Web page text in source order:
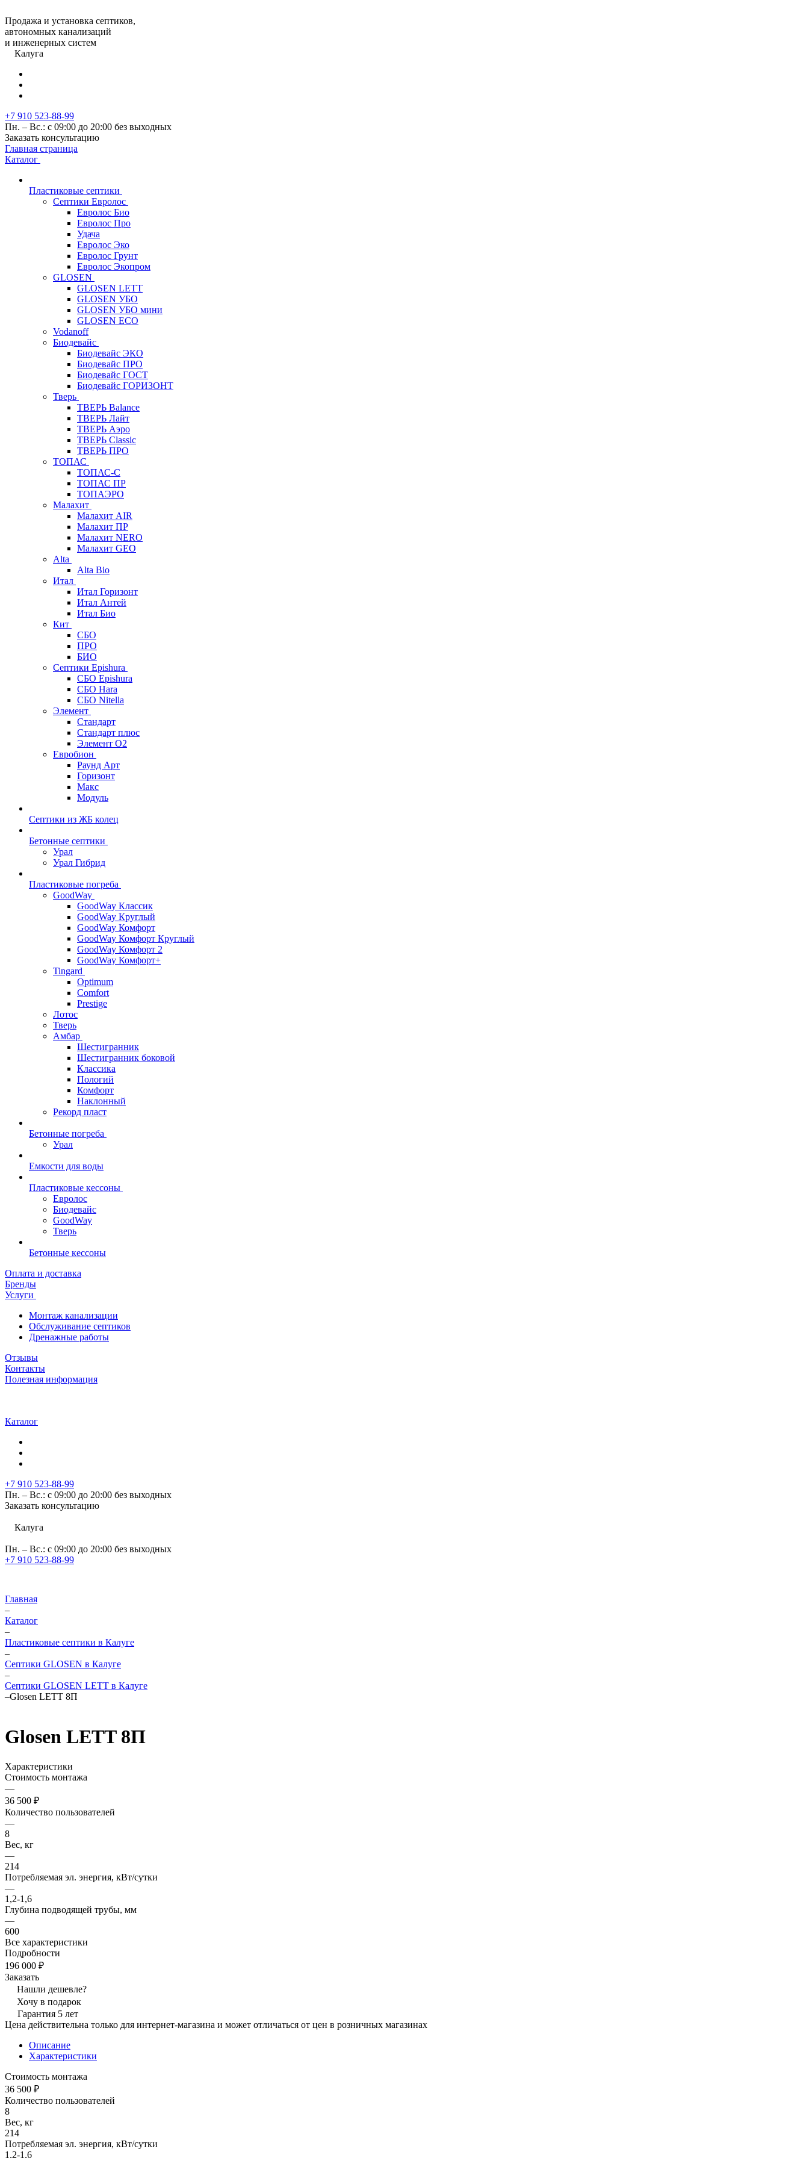
Продажа и установка септиков,
автономных канализаций
и инженерных систем
Калуга
+7 910 523-88-99
Пн. – Вс.: с 09:00 до 20:00 без выходных
Заказать консультацию
Главная страница
Каталог
Пластиковые септики
Септики Евролос
Евролос Био
Евролос Про
Удача
Евролос Эко
Евролос Грунт
Евролос Экопром
GLOSEN
GLOSEN LETT
GLOSEN УБО
GLOSEN УБО мини
GLOSEN ECO
Vodanoff
Биодевайс
Биодевайс ЭКО
Биодевайс ПРО
Биодевайс ГОСТ
Биодевайс ГОРИЗОНТ
Тверь
ТВЕРЬ Balance
ТВЕРЬ Лайт
ТВЕРЬ Аэро
ТВЕРЬ Classic
ТВЕРЬ ПРО
ТОПАС
ТОПАС-С
ТОПАС ПР
ТОПАЭРО
Малахит
Малахит AIR
Малахит ПР
Малахит NERO
Малахит GEO
Alta
Alta Bio
Итал
Итал Горизонт
Итал Антей
Итал Био
Кит
СБО
ПРО
БИО
Септики Epishura
СБО Epishura
СБО Hara
СБО Nitella
Элемент
Стандарт
Стандарт плюс
Элемент О2
Евробион
Раунд Арт
Горизонт
Макс
Модуль
Септики из ЖБ колец
Бетонные септики
Урал
Урал Гибрид
Пластиковые погреба
GoodWay
GoodWay Классик
GoodWay Круглый
GoodWay Комфорт
GoodWay Комфорт Круглый
GoodWay Комфорт 2
GoodWay Комфорт+
Tingard
Optimum
Comfort
Prestige
Лотос
Тверь
Амбар
Шестигранник
Шестигранник боковой
Классика
Пологий
Комфорт
Наклонный
Рекорд пласт
Бетонные погреба
Урал
Емкости для воды
Пластиковые кессоны
Евролос
Биодевайс
GoodWay
Тверь
Бетонные кессоны
Оплата и доставка
Бренды
Услуги
Монтаж канализации
Обслуживание септиков
Дренажные работы
Отзывы
Контакты
Полезная информация
Каталог
+7 910 523-88-99
Пн. – Вс.: с 09:00 до 20:00 без выходных
Заказать консультацию
Калуга
Пн. – Вс.: с 09:00 до 20:00 без выходных
+7 910 523-88-99
Главная
–
Каталог
–
Пластиковые септики в Калуге
–
Септики GLOSEN в Калуге
–
Септики GLOSEN LETT в Калуге
–Glosen LETT 8П
Glosen LETT 8П
Характеристики
Стоимость монтажа
—
36 500 ₽
Количество пользователей
—
8
Вес, кг
—
214
Потребляемая эл. энергия, кВт/сутки
—
1,2-1,6
Глубина подводящей трубы, мм
—
600
Все характеристики
Подробности
196 000 ₽
Заказать
Нашли дешевле?
Хочу в подарок
Гарантия 5 лет
Цена действительна только для интернет-магазина и может отличаться от цен в розничных магазинах
Описание
Характеристики
Стоимость монтажа
36 500 ₽
Количество пользователей
8
Вес, кг
214
Потребляемая эл. энергия, кВт/сутки
1,2-1,6